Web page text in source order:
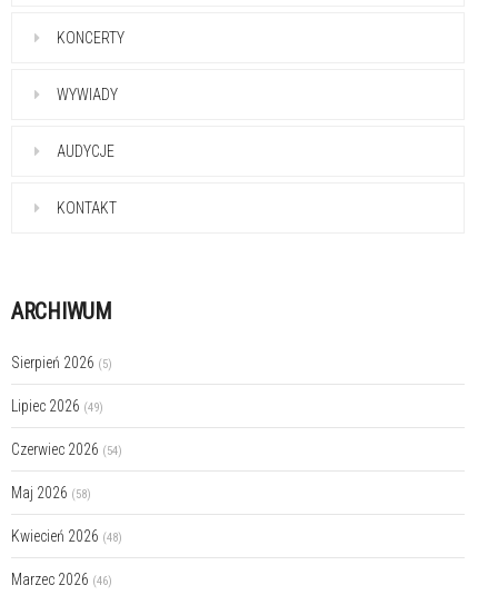
KONCERTY
WYWIADY
AUDYCJE
KONTAKT
ARCHIWUM
Sierpień 2026 (5)
Lipiec 2026 (49)
Czerwiec 2026 (54)
Maj 2026 (58)
Kwiecień 2026 (48)
Marzec 2026 (46)